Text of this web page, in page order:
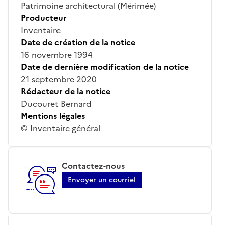
Patrimoine architectural (Mérimée)
Producteur
Inventaire
Date de création de la notice
16 novembre 1994
Date de dernière modification de la notice
21 septembre 2020
Rédacteur de la notice
Ducouret Bernard
Mentions légales
© Inventaire général
Contactez-nous
Envoyer un courriel